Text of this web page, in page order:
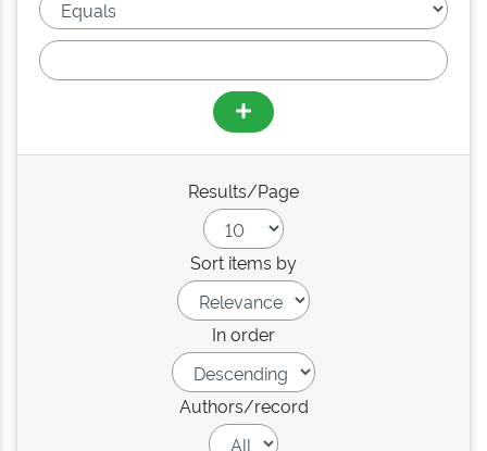
Results/Page
Sort items by
In order
Authors/record